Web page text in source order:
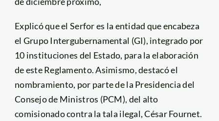
Explicó que el Serfor es la entidad que encabeza
el Grupo Intergubernamental (GI), integrado por
10 instituciones del Estado, para la elaboración
de este Reglamento. Asimismo, destacó el
nombramiento, por parte de la Presidencia del
Consejo de Ministros (PCM), del alto
comisionado contra la tala ilegal, César Fournet.